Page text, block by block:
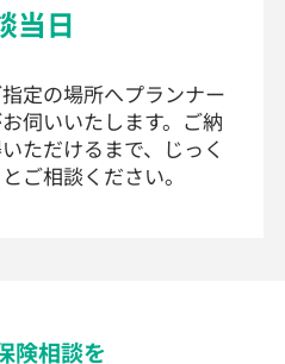
当日
定の場所へプランナー
伺いいたします。ご納
ただけるまで、じっく
ご相談ください。
険相談を